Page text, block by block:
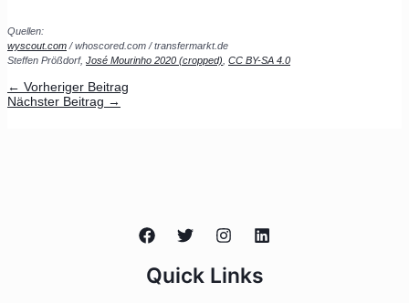
Quellen:
wyscout.com / whoscored.com / transfermarkt.de
Steffen Prößdorf, José Mourinho 2020 (cropped) CC BY-SA 4.0
← Vorheriger Beitrag
Nächster Beitrag →
Quick Links